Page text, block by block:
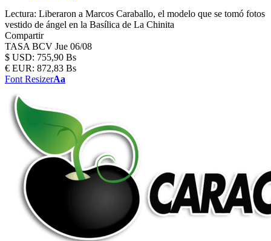
Lectura: Liberaron a Marcos Caraballo, el modelo que se tomó fotos
vestido de ángel en la Basílica de La Chinita
Compartir
TASA BCV Jue 06/08
$ USD: 755,90 Bs
€ EUR: 872,83 Bs
Font ResizerAa